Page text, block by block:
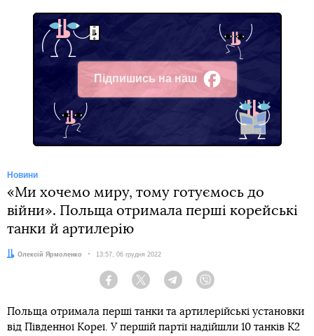
Підпишись на наш
Facebook
Новини
«Ми хочемо миру, тому готуємось до
війни». Польща отримала перші корейські
танки й артилерію
Автор:
Олексій Ярмоленко Дата:
13:57, 06 грудня 2022
Facebook Twitter Telegram
Польща отримала перші танки та артилерійські установки
від Південної Кореї. У першій партії надійшли 10 танків K2